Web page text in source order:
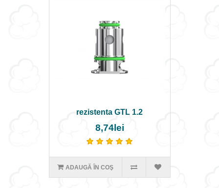
rezistenta GTL 1.2
8,74lei
ADAUGĂ ÎN COŞ